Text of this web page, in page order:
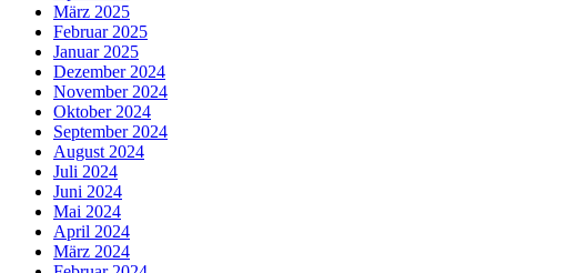
März 2025
Februar 2025
Januar 2025
Dezember 2024
November 2024
Oktober 2024
September 2024
August 2024
Juli 2024
Juni 2024
Mai 2024
April 2024
März 2024